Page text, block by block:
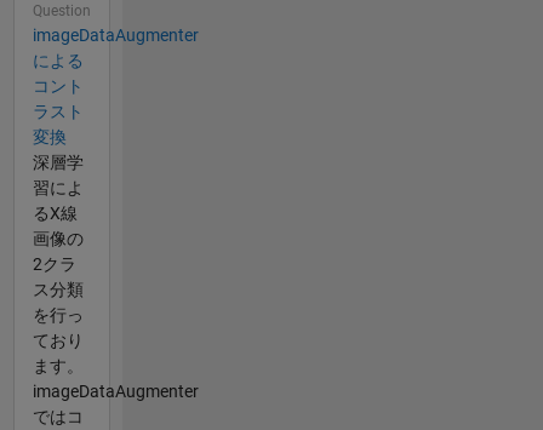
Question
imageDataAugmenter
による
コント
ラスト
変換
深層学
習によ
るX線
画像の
2クラ
ス分類
を行っ
ており
ます。
imageDataAugmenter
ではコ